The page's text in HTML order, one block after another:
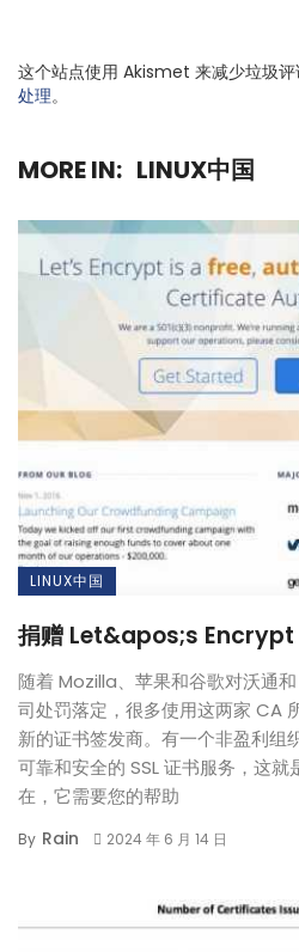
这个站点使用 Akismet 来减少垃圾评
处理。
MORE IN: LINUX中国
LINUX中国
捐赠 Let&apos;s Encrypt
随着 Mozilla、苹果和谷歌对沃通
司处罚落定，很多使用这两家 CA
新的证书签发商。有一个非盈利组
可靠和安全的 SSL 证书服务，这
在，它需要您的帮助
By Rain 2024 年 6 月 14 日